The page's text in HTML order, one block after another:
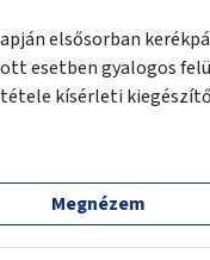
elsősorban
esetben gyalogos
kísérleti
Megnézem